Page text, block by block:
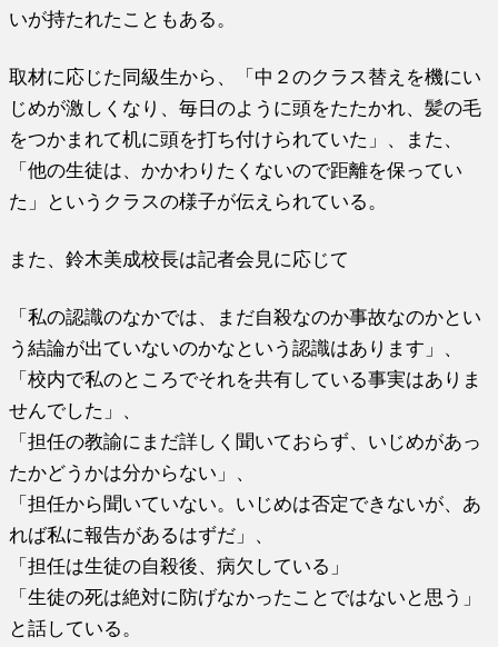
いが持たれたこともある。
取材に応じた同級生から、「中２のクラス替えを機にい
じめが激しくなり、毎日のように頭をたたかれ、髪の毛
をつかまれて机に頭を打ち付けられていた」、また、
「他の生徒は、かかわりたくないので距離を保ってい
た」というクラスの様子が伝えられている。
また、鈴木美成校長は記者会見に応じて
「私の認識のなかでは、まだ自殺なのか事故なのかとい
う結論が出ていないのかなという認識はあります」、
「校内で私のところでそれを共有している事実はありま
せんでした」、
「担任の教諭にまだ詳しく聞いておらず、いじめがあっ
たかどうかは分からない」、
「担任から聞いていない。いじめは否定できないが、あ
れば私に報告があるはずだ」、
「担任は生徒の自殺後、病欠している」
「生徒の死は絶対に防げなかったことではないと思う」
と話している。